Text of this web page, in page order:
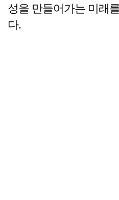
성을 만들어가는 미래
다.